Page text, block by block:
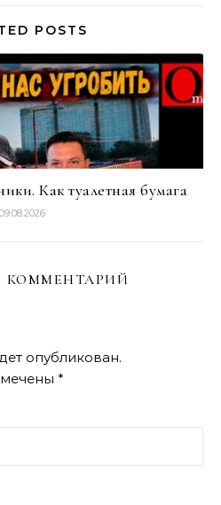
POSTS
Как туалетная бумага
09.08.2026
КОММЕНТАРИЙ
опубликован.
*